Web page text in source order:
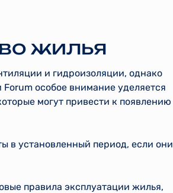
жилья
и гидроизоляции, однако
особое внимание уделяется
могут привести к появлению
в установленный период, если они
правила эксплуатации жилья,